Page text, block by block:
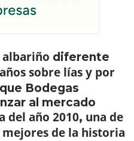
albariño diferente
sobre lías y por
Bodegas
al mercado
del año 2010, una de
de la historia